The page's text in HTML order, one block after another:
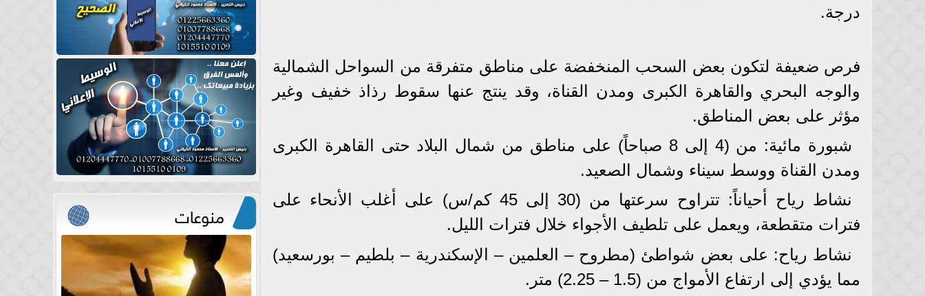
درجة.
​فرص ضعيفة لتكون بعض السحب المنخفضة على مناطق متفرقة من السواحل الشمالية
والوجه البحري والقاهرة الكبرى ومدن القناة، وقد ينتج عنها سقوط رذاذ خفيف وغير
مؤثر على بعض المناطق.
​شبورة مائية: من (4 إلى 8 صباحاً) على مناطق من شمال البلاد حتى القاهرة الكبرى
ومدن القناة ووسط سيناء وشمال الصعيد.
​نشاط رياح أحياناً: تتراوح سرعتها من (30 إلى 45 كم/س) على أغلب الأنحاء على
فترات متقطعة، ويعمل على تلطيف الأجواء خلال فترات الليل.
​نشاط رياح: على بعض شواطئ (مطروح – العلمين – الإسكندرية – بلطيم – بورسعيد)
مما يؤدي إلى ارتفاع الأمواج من (1.5 – 2.25) متر.
منوعات